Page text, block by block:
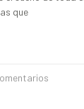
que